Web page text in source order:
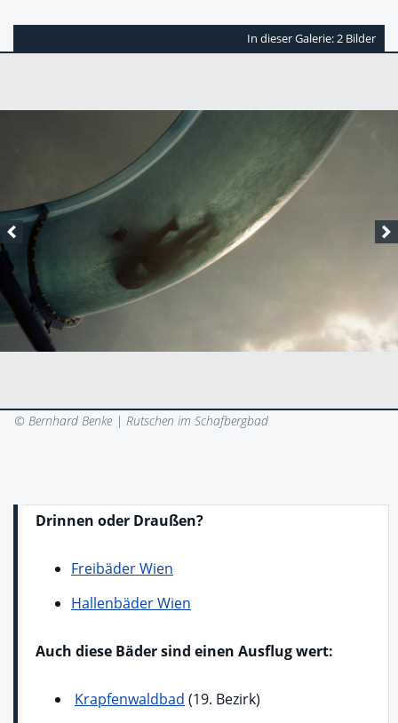
In dieser Galerie: 2 Bilder
© Bernhard Benke | Rutschen im Schafbergbad
Drinnen oder Draußen?
Freibäder Wien
Hallenbäder Wien
Auch diese Bäder sind einen Ausflug wert:
Krapfenwaldbad (19. Bezirk)